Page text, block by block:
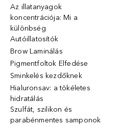
Az illatanyagok
koncentrációja: Mi a
különbség
Autóillatosítók
Brow Laminálás
Pigmentfoltok Elfedése
Sminkelés kezdőknek
Hialuronsav: a tökéletes
hidratálás
Szulfát, szilikon és
parabénmentes samponok